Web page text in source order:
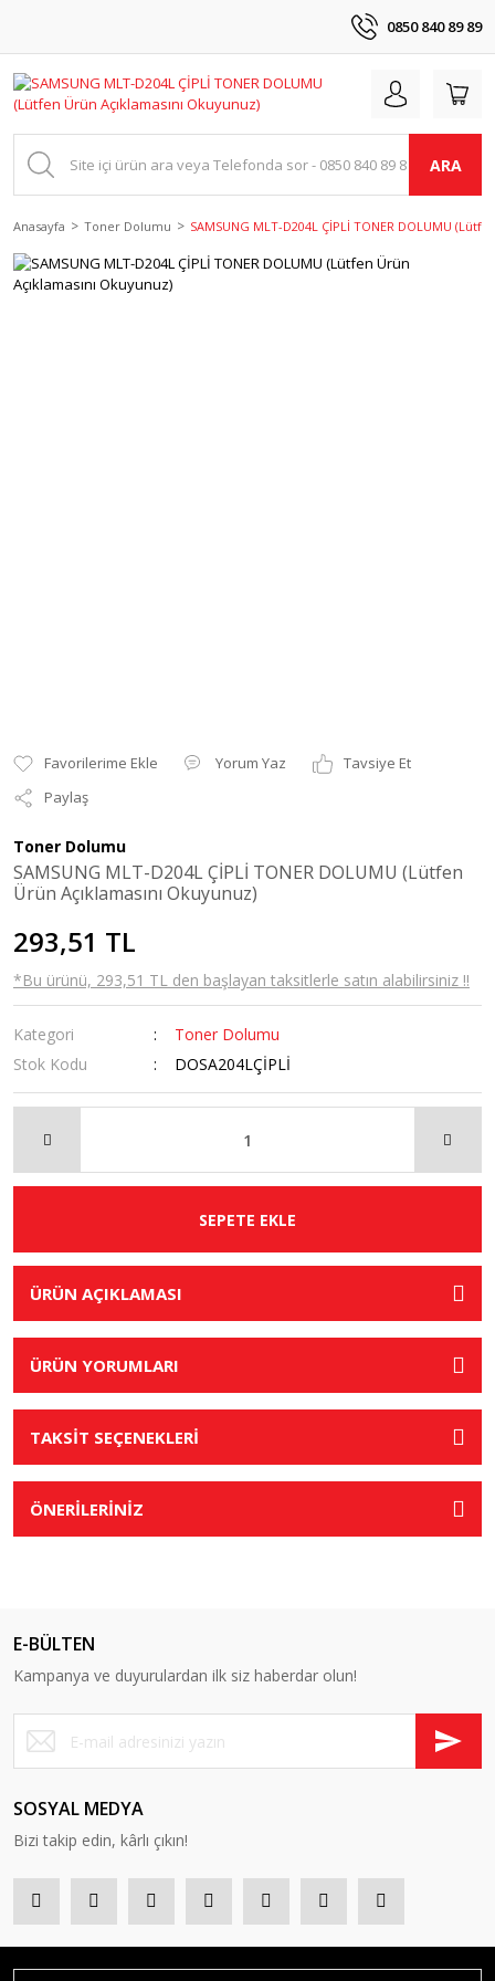
0850 840 89 89
ARA
Anasayfa Toner Dolumu SAMSUNG MLT-D204L ÇİPLİ TONER DOLUMU
Yorum Yaz
Tavsiye Et
Paylaş
Toner Dolumu
SAMSUNG MLT-D204L ÇİPLİ TONER DOLUMU (Lütfen
Ürün Açıklamasını Okuyunuz)
293,51 TL
*Bu ürünü, 293,51 TL den başlayan taksitlerle satın alabilirsiniz !!
Kategori
Toner Dolumu
Stok Kodu
DOSA204LÇİPLİ
SEPETE EKLE
ÜRÜN AÇIKLAMASI
ÜRÜN YORUMLARI
TAKSİT SEÇENEKLERİ
ÖNERİLERİNİZ
E-BÜLTEN
Kampanya ve duyurulardan ilk siz haberdar olun!
SOSYAL MEDYA
Bizi takip edin, kârlı çıkın!